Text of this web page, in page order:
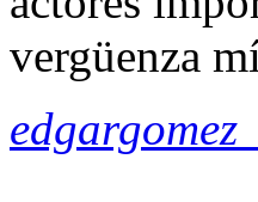
vergüenza